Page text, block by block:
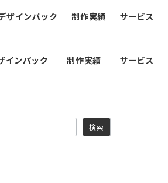
インパック 制作実績 サービス
ザインパック 制作実績 サービス
検索